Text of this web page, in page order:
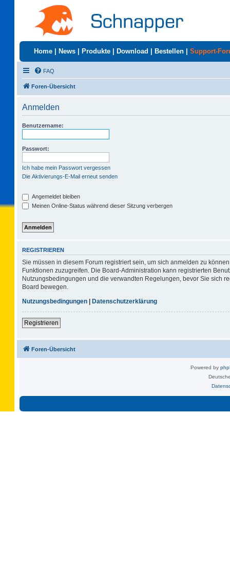
Home News Produkte Download Bestellen Support-
FAQ
Foren-Übersicht
Anmelden
Benutzername:
Passwort:
Ich habe mein Passwort vergessen
Die Aktivierungs-E-Mail erneut senden
Angemeldet bleiben
Meinen Online-Status während dieser Sitzung verbergen
REGISTRIEREN
Sie müssen in diesem Forum registriert sein, um sich anmelden zu
Funktionen zuzugreifen. Die Board-Administration kann registrierten
Nutzungsbedingungen und die verwandten Regelungen, bevor Sie sich
Board bewegen.
Nutzungsbedingungen | Datenschutzerklärung
Registrieren
Foren-Übersicht
Powered by